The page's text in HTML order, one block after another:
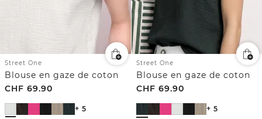
Street One
Blouse en gaze de coton
CHF 69.90
+ 5
Street One
Blouse en gaze de coton
CHF 69.90
+ 5